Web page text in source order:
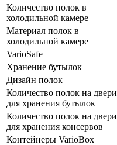
Количество полок в
холодильной камере
Материал полок в
холодильной камере
VarioSafe
Хранение бутылок
Дизайн полок
Количество полок на двери
для хранения бутылок
Количество полок на двери
для хранения консервов
Контейнеры VarioBox